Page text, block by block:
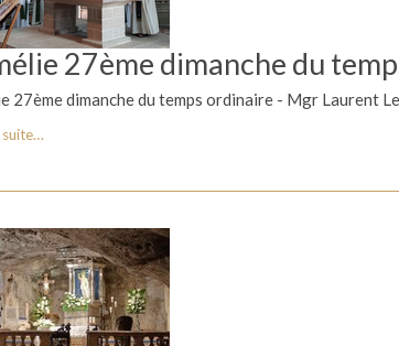
27ème dimanche du
27ème dimanche du temps ordinaire - Mgr Laurent
suite…